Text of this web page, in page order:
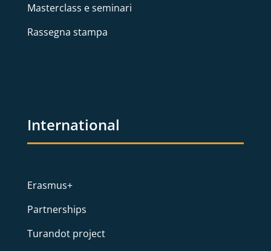
Masterclass e seminari
Rassegna stampa
International
Erasmus+
Partnerships
Turandot project